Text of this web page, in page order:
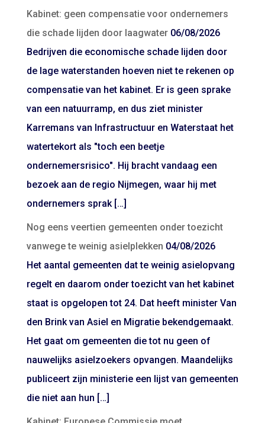
Kabinet: geen compensatie voor ondernemers
die schade lijden door laagwater 06/08/2026
Bedrijven die economische schade lijden door
de lage waterstanden hoeven niet te rekenen op
compensatie van het kabinet. Er is geen sprake
van een natuurramp, en dus ziet minister
Karremans van Infrastructuur en Waterstaat het
watertekort als "toch een beetje
ondernemersrisico". Hij bracht vandaag een
bezoek aan de regio Nijmegen, waar hij met
ondernemers sprak […]
Nog eens veertien gemeenten onder toezicht
vanwege te weinig asielplekken 04/08/2026
Het aantal gemeenten dat te weinig asielopvang
regelt en daarom onder toezicht van het kabinet
staat is opgelopen tot 24. Dat heeft minister Van
den Brink van Asiel en Migratie bekendgemaakt.
Het gaat om gemeenten die tot nu geen of
nauwelijks asielzoekers opvangen. Maandelijks
publiceert zijn ministerie een lijst van gemeenten
die niet aan hun […]